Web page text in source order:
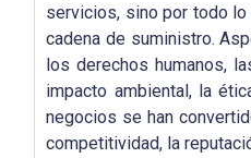
servicios, sino por todo
cadena de suministro.
los derechos humanos,
impacto ambiental, la
negocios se han
competitividad, la